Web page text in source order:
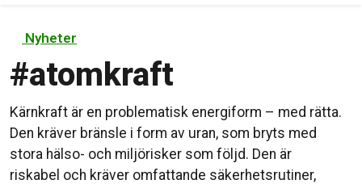
Nyheter
#atomkraft
Kärnkraft är en problematisk energiform – med rätta.
Den kräver bränsle i form av uran, som bryts med
stora hälso- och miljörisker som följd. Den är
riskabel och kräver omfattande säkerhetsrutiner,